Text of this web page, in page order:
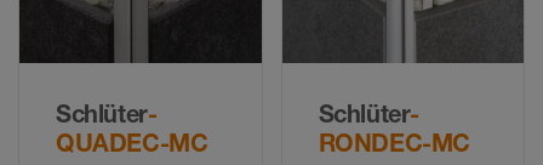
Schlüter-
QUADEC-MC
Schlüter-
RONDEC-MC